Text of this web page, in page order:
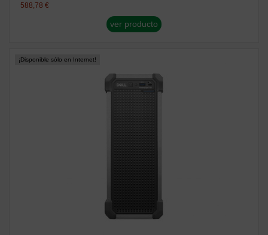
588,78 €
ver producto
¡Disponible sólo en Internet!